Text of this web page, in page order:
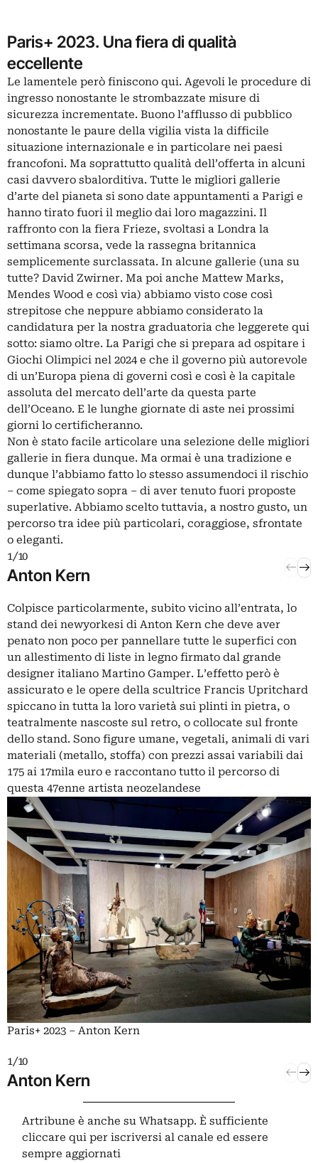
Paris+ 2023. Una fiera di qualità
eccellente
Le lamentele però finiscono qui. Agevoli le procedure di
ingresso nonostante le strombazzate misure di
sicurezza incrementate. Buono l’afflusso di pubblico
nonostante le paure della vigilia vista la difficile
situazione internazionale e in particolare nei paesi
francofoni. Ma soprattutto qualità dell’offerta in alcuni
casi davvero sbalorditiva. Tutte le migliori gallerie
d’arte del pianeta si sono date appuntamenti a Parigi e
hanno tirato fuori il meglio dai loro magazzini. Il
raffronto con la fiera Frieze, svoltasi a Londra la
settimana scorsa, vede la rassegna britannica
semplicemente surclassata. In alcune gallerie (una su
tutte? David Zwirner. Ma poi anche Mattew Marks,
Mendes Wood e così via) abbiamo visto cose così
strepitose che neppure abbiamo considerato la
candidatura per la nostra graduatoria che leggerete qui
sotto: siamo oltre. La Parigi che si prepara ad ospitare i
Giochi Olimpici nel 2024 e che il governo più autorevole
di un’Europa piena di governi così e così è la capitale
assoluta del mercato dell’arte da questa parte
dell’Oceano. E le lunghe giornate di aste nei prossimi
giorni lo certificheranno.
Non è stato facile articolare una selezione delle migliori
gallerie in fiera dunque. Ma ormai è una tradizione e
dunque l’abbiamo fatto lo stesso assumendoci il rischio
– come spiegato sopra – di aver tenuto fuori proposte
superlative. Abbiamo scelto tuttavia, a nostro gusto, un
percorso tra idee più particolari, coraggiose, sfrontate
o eleganti.
1 / 10
Anton Kern
2 / 10
Colpisce particolarmente, subito vicino all’entrata, lo
stand dei newyorkesi di Anton Kern che deve aver
penato non poco per pannellare tutte le superfici con
un allestimento di liste in legno firmato dal grande
designer italiano Martino Gamper. L’effetto però è
assicurato e le opere della scultrice Francis Upritchard
spiccano in tutta la loro varietà sui plinti in pietra, o
teatralmente nascoste sul retro, o collocate sul fronte
dello stand. Sono figure umane, vegetali, animali di vari
materiali (metallo, stoffa) con prezzi assai variabili dai
175 ai 17mila euro e raccontano tutto il percorso di
questa 47enne artista neozelandese
Paris+ 2023 – Anton Kern
1 / 10
Anton Kern
2 / 10
Artribune è anche su Whatsapp. È sufficiente
cliccare qui per iscriversi al canale ed essere
sempre aggiornati